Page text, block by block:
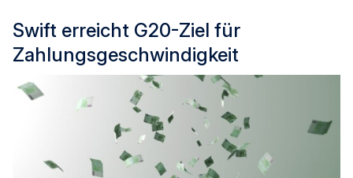
Swift erreicht G20-Ziel für
Zahlungsgeschwindigkeit